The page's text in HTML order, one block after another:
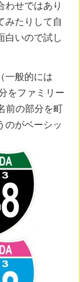
わせではあり
みたりして自
白いので試し
一般的には
をファミリー
前の部分を町
のがベーシッ